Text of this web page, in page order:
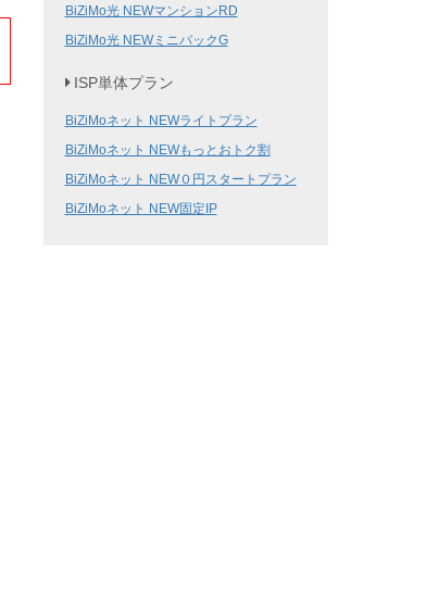
BiZiMo光 NEWマンションRD
BiZiMo光 NEWミニパックG
ISP単体プラン
BiZiMoネット NEWライトプラン
BiZiMoネット NEWもっとおトク割
BiZiMoネット NEW０円スタートプラン
BiZiMoネット NEW固定IP